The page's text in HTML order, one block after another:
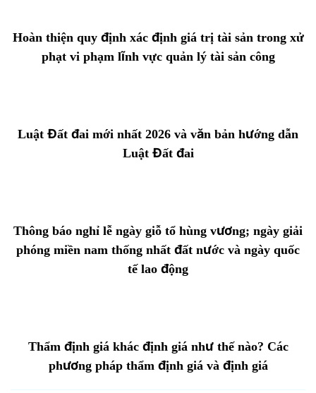
Hoàn thiện quy định xác định giá trị tài sản trong xử
phạt vi phạm lĩnh vực quản lý tài sản công
Luật Đất đai mới nhất 2026 và văn bản hướng dẫn
Luật Đất đai
Thông báo nghỉ lễ ngày giỗ tổ hùng vương; ngày giải
phóng miền nam thống nhất đất nước và ngày quốc
tế lao động
Thẩm định giá khác định giá như thế nào? Các
phương pháp thẩm định giá và định giá